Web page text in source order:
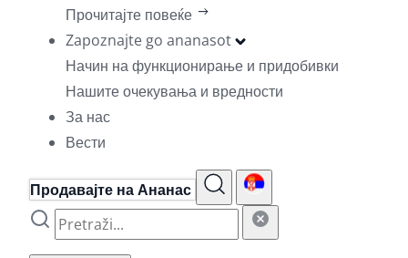
Прочитајте повеќе
Zapoznajte go ananasot
Начин на функционирање и придобивки
Нашите очекувања и вредности
За нас
Вести
Продавајте на Ананас